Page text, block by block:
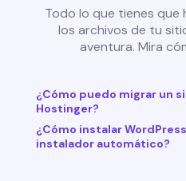
Todo lo que tienes que
los archivos de tu
aventura. Mira
¿Cómo puedo migrar un
Hostinger?
¿Cómo instalar
instalador automático?